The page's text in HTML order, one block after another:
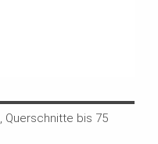
Querschnitte bis 75